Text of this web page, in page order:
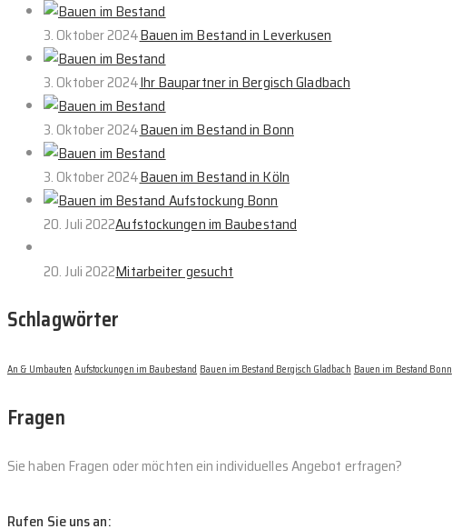
3. Oktober 2024Bauen im Bestand in Leverkusen
3. Oktober 2024Ihr Baupartner in Bergisch Gladbach
3. Oktober 2024Bauen im Bestand in Bonn
3. Oktober 2024Bauen im Bestand in Köln
20. Juli 2022Aufstockungen im Baubestand
20. Juli 2022Mitarbeiter gesucht
Schlagwörter
An & Umbauten Aufstockungen im Baubestand Bauen im Bestand Bergisch Gladbach Bauen im Bestand Bonn
Fragen
Sie haben Fragen oder möchten ein individuelles Angebot erfragen?
Rufen Sie uns an: